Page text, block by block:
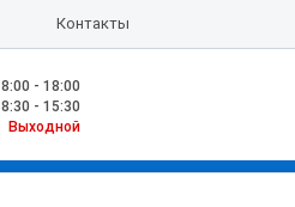
Контакты
8:00 - 18:00
8:30 - 15:30
Выходной